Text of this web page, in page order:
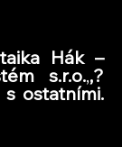
Hák –
s.r.o.,,?
ostatními.